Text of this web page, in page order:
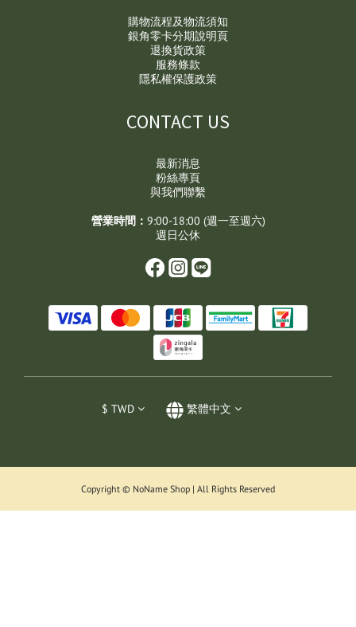
購物流程及物流須知
銀角零卡分期說明頁
退換貨政策
服務條款
隱私權保護政策
CONTACT US
最新消息
粉絲專頁
與我們聯繫
營業時間： 9:00-18:00 (週一至週六)
週日公休
$ TWD 繁體中文
Copyright © NoName Shop | All Rights Reserved